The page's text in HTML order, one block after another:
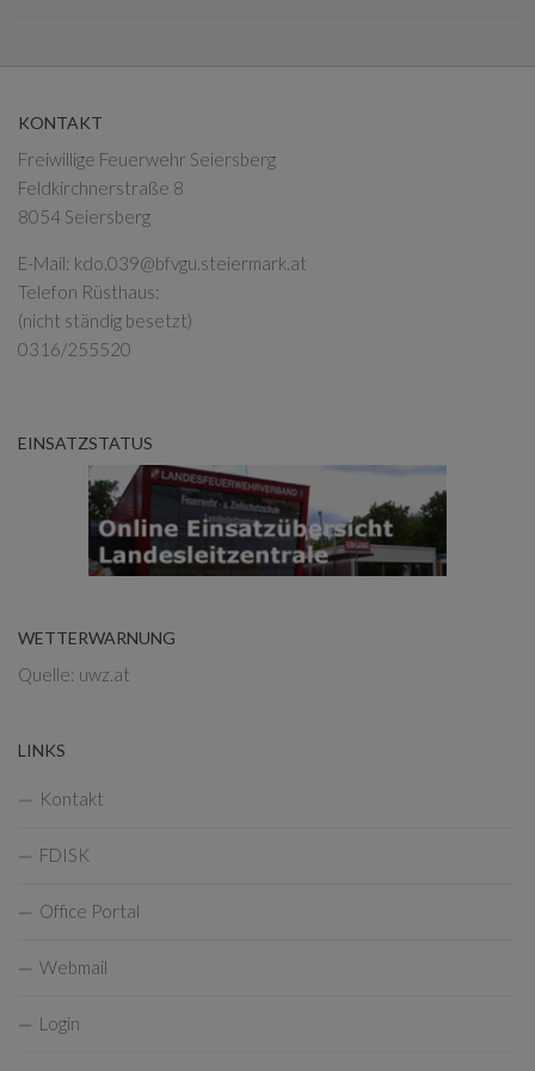
KONTAKT
Freiwillige Feuerwehr Seiersberg
Feldkirchnerstraße 8
8054 Seiersberg
E-Mail: kdo.039@bfvgu.steiermark.at
Telefon Rüsthaus:
(nicht ständig besetzt)
0316/255520
EINSATZSTATUS
WETTERWARNUNG
Quelle: uwz.at
LINKS
Kontakt
FDISK
Office Portal
Webmail
Login